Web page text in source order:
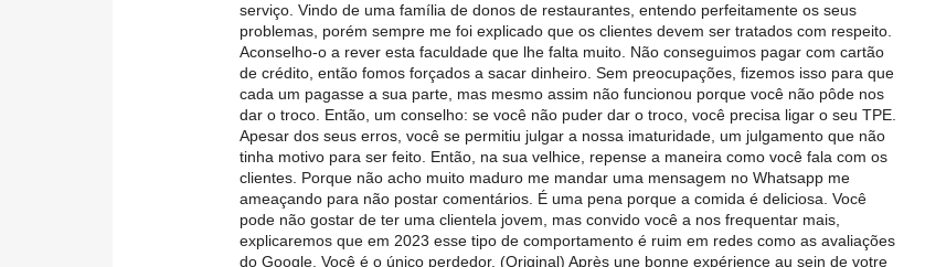
serviço. Vindo de uma família de donos de restaurantes, entendo perfeitamente os seus
problemas, porém sempre me foi explicado que os clientes devem ser tratados com respeito.
Aconselho-o a rever esta faculdade que lhe falta muito. Não conseguimos pagar com cartão
de crédito, então fomos forçados a sacar dinheiro. Sem preocupações, fizemos isso para que
cada um pagasse a sua parte, mas mesmo assim não funcionou porque você não pôde nos
dar o troco. Então, um conselho: se você não puder dar o troco, você precisa ligar o seu TPE.
Apesar dos seus erros, você se permitiu julgar a nossa imaturidade, um julgamento que não
tinha motivo para ser feito. Então, na sua velhice, repense a maneira como você fala com os
clientes. Porque não acho muito maduro me mandar uma mensagem no Whatsapp me
ameaçando para não postar comentários. É uma pena porque a comida é deliciosa. Você
pode não gostar de ter uma clientela jovem, mas convido você a nos frequentar mais,
explicaremos que em 2023 esse tipo de comportamento é ruim em redes como as avaliações
do Google. Você é o único perdedor. (Original) Après une bonne expérience au sein de votre